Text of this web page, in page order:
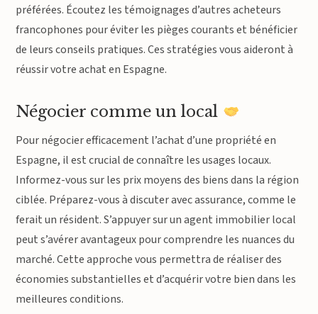
préférées. Écoutez les témoignages d’autres acheteurs
francophones pour éviter les pièges courants et bénéficier
de leurs conseils pratiques. Ces stratégies vous aideront à
réussir votre achat en Espagne.
Négocier comme un local
Pour négocier efficacement l’achat d’une propriété en
Espagne, il est crucial de connaître les usages locaux.
Informez-vous sur les prix moyens des biens dans la région
ciblée. Préparez-vous à discuter avec assurance, comme le
ferait un résident. S’appuyer sur un agent immobilier local
peut s’avérer avantageux pour comprendre les nuances du
marché. Cette approche vous permettra de réaliser des
économies substantielles et d’acquérir votre bien dans les
meilleures conditions.